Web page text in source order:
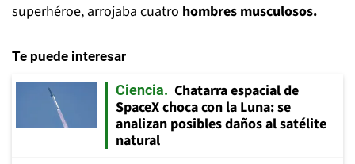
superhéroe, arrojaba cuatro hombres musculosos.
Te puede interesar
Ciencia
Chatarra espacial de
SpaceX choca con la Luna: se
analizan posibles daños al satélite
natural